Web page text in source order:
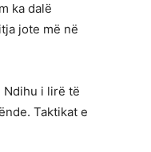
ka dalë
jote më në
Ndihu i lirë të
Taktikat e